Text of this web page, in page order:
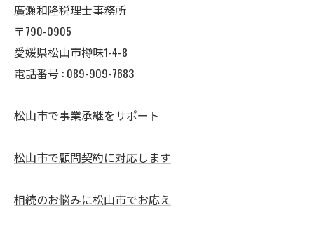
廣瀬和隆税理士事務所
〒790-0905
愛媛県松山市樽味1-4-8
電話番号 : 089-909-7683
松山市で事業承継をサポート
松山市で顧問契約に対応します
相続のお悩みに松山市でお応え